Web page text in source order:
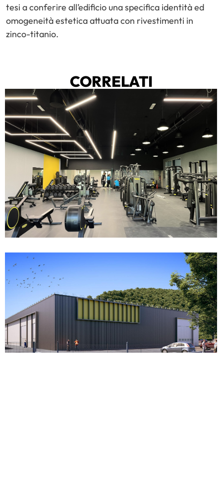
tesi a conferire all’edificio una specifica identità ed
omogeneità estetica attuata con rivestimenti in
zinco-titanio.
CORRELATI